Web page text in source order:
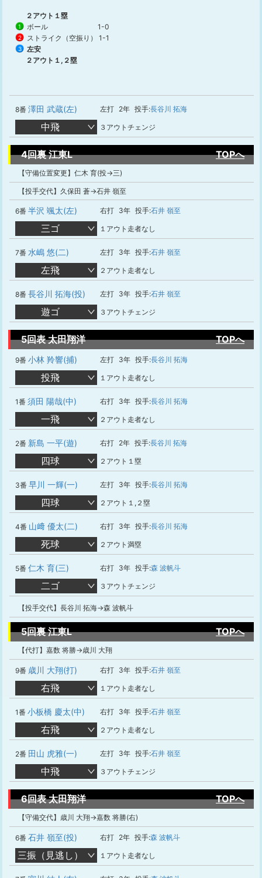
２アウト１塁
1 ボール 1-0
2 ストライク（空振り） 1-1
3
左安
２アウト１,２塁
8番 澤田 武蔵(左) 左打 2年 投手:長谷川 拓海
中飛 ３アウトチェンジ
4回裏 江東L TOPへ
【守備位置変更】仁木 育(投→三)
【投手交代】久保田 蒼→石井 嶺至
6番 半沢 颯太(左) 右打 3年 投手:石井 嶺至
三ゴ １アウト走者なし
7番 水嶋 悠(二) 左打 3年 投手:石井 嶺至
左飛 ２アウト走者なし
8番 長谷川 拓海(投) 左打 3年 投手:石井 嶺至
遊ゴ ３アウトチェンジ
5回表 太田翔洋 TOPへ
9番 小林 羚響(捕) 左打 3年 投手:長谷川 拓海
投飛 １アウト走者なし
1番 須田 陽哉(中) 右打 3年 投手:長谷川 拓海
一飛 ２アウト走者なし
2番 新島 一平(遊) 右打 2年 投手:長谷川 拓海
四球 ２アウト１塁
3番 早川 一輝(一) 左打 3年 投手:長谷川 拓海
四球 ２アウト１,２塁
4番 山﨑 優太(二) 右打 3年 投手:長谷川 拓海
死球 ２アウト満塁
5番 仁木 育(三) 右打 3年 投手:森 波帆斗
二ゴ ３アウトチェンジ
【投手交代】長谷川 拓海→森 波帆斗
5回裏 江東L TOPへ
【代打】嘉数 将勝→歳川 大翔
9番 歳川 大翔(打) 右打 3年 投手:石井 嶺至
右飛 １アウト走者なし
1番 小板橋 慶太(中) 右打 3年 投手:石井 嶺至
右飛 ２アウト走者なし
2番 田山 虎雅(一) 左打 3年 投手:石井 嶺至
中飛 ３アウトチェンジ
6回表 太田翔洋 TOPへ
【守備交代】歳川 大翔→嘉数 将勝(右)
6番 石井 嶺至(投) 右打 2年 投手:森 波帆斗
三振（見逃し） １アウト走者なし